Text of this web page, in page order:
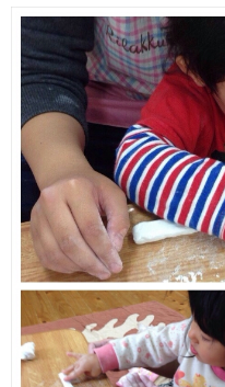
園自己評価について
決算報告書
登園届・意見書ダウンロード